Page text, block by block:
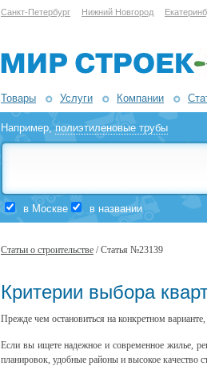
Санкт-Петербург Нижний Новгород
Товары Услуги Компании
Например,полиэтиленовые трубы
в Москве в названии
Статьи о строительстве / Статья №23139
Критерии выбора
Прежде чем остановиться на конкретном
Если вы ищете надежное и современное жилье,
планировок, удобные районы и высокое качество